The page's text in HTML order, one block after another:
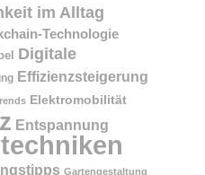
im Alltag
Technologie
Digitale
Effizienzsteigerung
Elektromobilität
Entspannung
Gartengestaltung